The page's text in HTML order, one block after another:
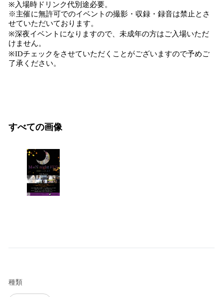
※入場時ドリンク代別途必要。
※主催に無許可でのイベントの撮影・収録・録音は禁止とさ
せていただいております。
※深夜イベントになりますので、未成年の方はご入場いただ
けません。
※IDチェックをさせていただくことがございますので予めご
了承ください。
すべての画像
種類